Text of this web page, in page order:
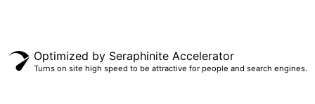
Optimized by Seraphinite Accelerator
Turns on site high speed to be attractive for people and search engines.